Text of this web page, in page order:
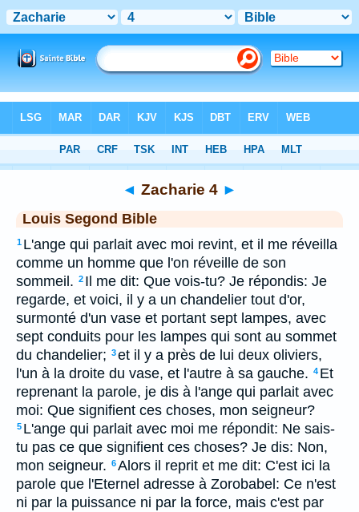
> Zacharie 4
◄ Zacharie 4 ►
Louis Segond Bible
1 L'ange qui parlait avec moi revint, et il me réveilla
comme un homme que l'on réveille de son
sommeil. 2 Il me dit: Que vois-tu? Je répondis: Je
regarde, et voici, il y a un chandelier tout d'or,
surmonté d'un vase et portant sept lampes, avec
sept conduits pour les lampes qui sont au sommet
du chandelier; 3et il y a près de lui deux oliviers,
l'un à la droite du vase, et l'autre à sa gauche. 4 Et
reprenant la parole, je dis à l'ange qui parlait avec
moi: Que signifient ces choses, mon seigneur?
5 L'ange qui parlait avec moi me répondit: Ne sais-
tu pas ce que signifient ces choses? Je dis: Non,
mon seigneur. 6Alors il reprit et me dit: C'est ici la
parole que l'Eternel adresse à Zorobabel: Ce n'est
ni par la puissance ni par la force, mais c'est par